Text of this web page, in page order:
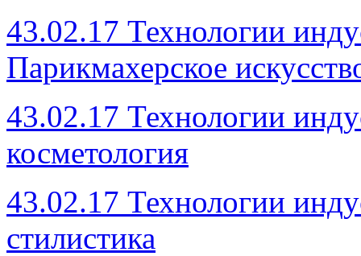
43.02.17 Технологии
Парикмахерское
43.02.17 Технологии
косметология
43.02.17 Технологии
стилистика